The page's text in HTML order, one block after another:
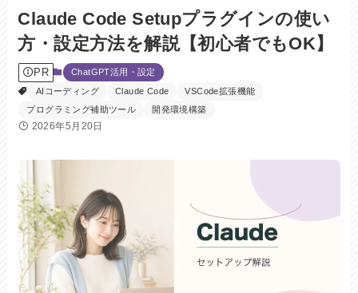
Claude Code Setupプラグインの使い
方・設定方法を解説【初心者でもOK】
PR
ChatGPT活用・設定
AIコーディング
Claude Code
VSCode拡張機能
プログラミング補助ツール
開発環境構築
2026年5月20日